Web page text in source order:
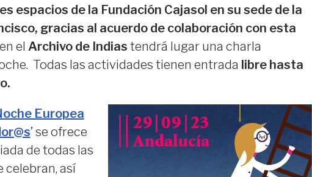
espacios de la Fundación Cajasol en su sede de la
gracias al acuerdo de colaboración con esta
el Archivo de Indias tendrá lugar una charla
Todas las actividades tienen entrada libre hasta
Europea
’ se ofrece
de todas las
celebran, así